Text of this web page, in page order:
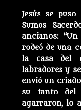
Jesús se
Sumos
ancianos:
rodeó de una
la casa del
labradores y
envió un
su tanto
agarraron, lo